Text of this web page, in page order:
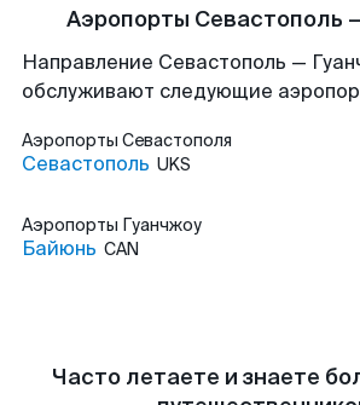
Аэропорты Севастополь
Направление Севастополь —
обслуживают следующие
Аэропорты Севастополя
Севастополь UKS
Аэропорты Гуанчжоу
Байюнь CAN
Часто летаете и знаете